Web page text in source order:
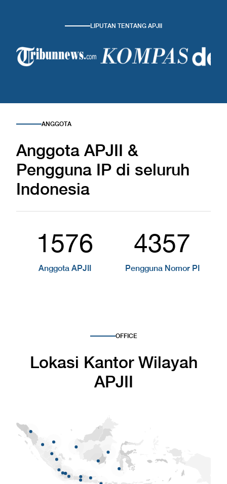
LIPUTAN TENTANG APJII
ANGGOTA
Anggota APJII &
Pengguna IP di seluruh
Indonesia
1576
Anggota APJII
4357
Pengguna Nomor PI
OFFICE
Lokasi Kantor Wilayah
APJII